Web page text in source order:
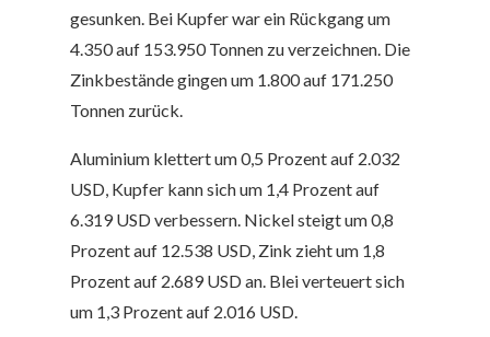
gesunken. Bei Kupferwar ein Rückgang um
4.350 auf 153.950 Tonnen zu verzeichnen. Die
Zinkbestände gingen um 1.800 auf 171.250
Tonnen zurück.
Aluminium klettert um 0,5 Prozent auf 2.032
USD, Kupfer kann sich um 1,4 Prozent auf
6.319 USD verbessern. Nickel steigt um 0,8
Prozent auf 12.538 USD, Zink zieht um 1,8
Prozent auf 2.689 USD an. Bleiverteuert sich
um 1,3 Prozent auf 2.016 USD.